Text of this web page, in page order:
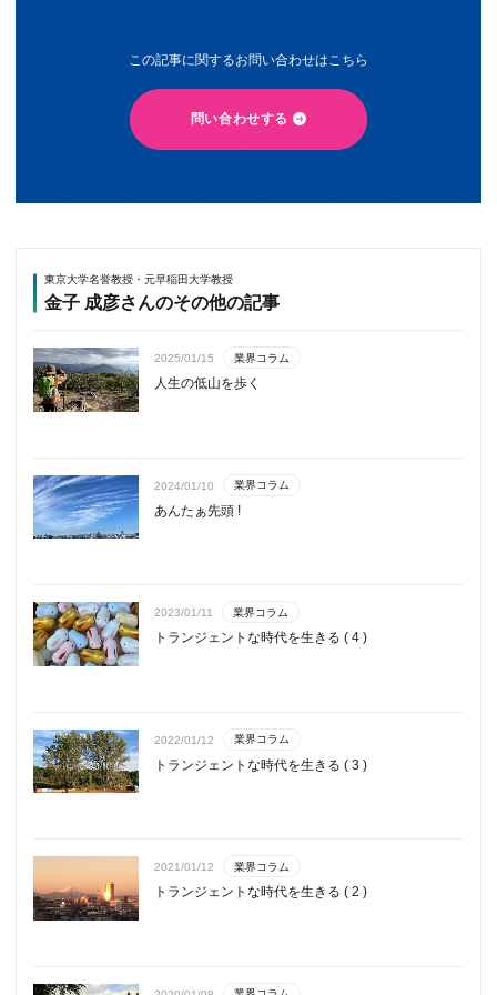
この記事に関するお問い合わせはこちら
問い合わせする
東京大学名誉教授・元早稲田大学教授
金子 成彦さんのその他の記事
2025/01/15 業界コラム
人生の低山を歩く
2024/01/10 業界コラム
あんたぁ先頭 !
2023/01/11 業界コラム
トランジェントな時代を生きる ( 4 )
2022/01/12 業界コラム
トランジェントな時代を生きる ( 3 )
2021/01/12 業界コラム
トランジェントな時代を生きる ( 2 )